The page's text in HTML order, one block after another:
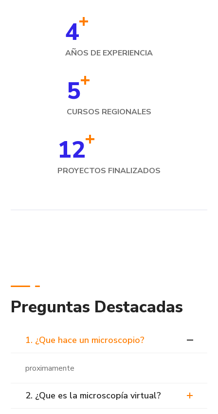
4+
AÑOS DE EXPERIENCIA
5+
CURSOS REGIONALES
12+
PROYECTOS FINALIZADOS
Preguntas Destacadas
1. ¿Que hace un microscopio?
proximamente
2. ¿Que es la microscopía virtual?